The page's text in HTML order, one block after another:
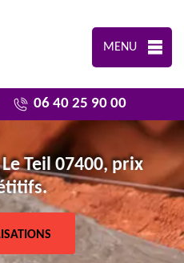
MENU
06 40 25 90 00
Teil 07400, prix